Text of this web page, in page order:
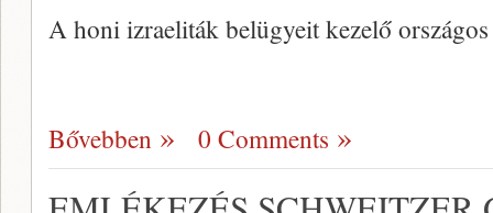
A honi izraeliták belügyeit kezelő
Bővebben 0 Comments